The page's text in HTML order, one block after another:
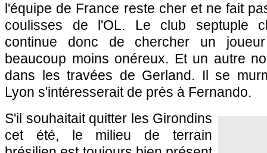
l'équipe de France reste cher et ne fait
coulisses de l'OL. Le club septuple
continue donc de chercher un
beaucoup moins onéreux. Et un autre
dans les travées de Gerland. Il se
Lyon s'intéresserait de près à Fernando.
S'il souhaitait quitter les Girondins
cet été, le milieu de terrain